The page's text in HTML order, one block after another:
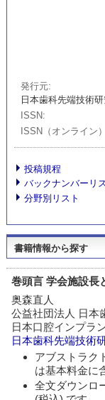
発行元
日本歯科先端技術
ISSN
ISSN（オンライン）
投稿規程
バックナンバーリ
分野別リスト
書籍情報から探す
巻頭言 学会施設長
奥森直人
公益社団法人 日本
日本口腔インプラ
日本歯科先端技術
アブストラク
は基本料金に
全文ダウンロ